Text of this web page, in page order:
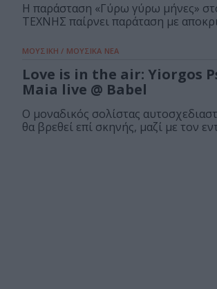
Η παράσταση «Γύρω γύρω μήνες»
ΤΕΧΝΗΣ παίρνει παράταση με
ΜΟΥΣΙΚΗ / ΜΟΥΣΙΚΑ ΝΕΑ
Love is in the air: Yiorgos
Maia live @ Babel
Ο μοναδικός σολίστας
θα βρεθεί επί σκηνής, μαζί με τον